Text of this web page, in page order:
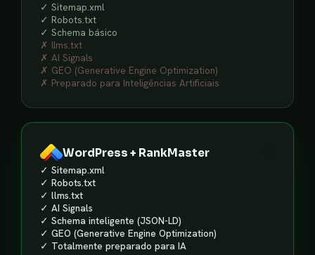
✓ Sitemap.xml
✓ Robots.txt
✓ Schema básico
✗ llms.txt
✗ AI Signals
✗ GEO (Generative Engine Optimization)
✗ Preparado para Inteligências Artificiais
WordPress + RankMaster
✓ Sitemap.xml
✓ Robots.txt
✓ llms.txt
✓ AI Signals
✓ Schema inteligente (JSON-LD)
✓ GEO (Generative Engine Optimization)
✓ Totalmente preparado para IA